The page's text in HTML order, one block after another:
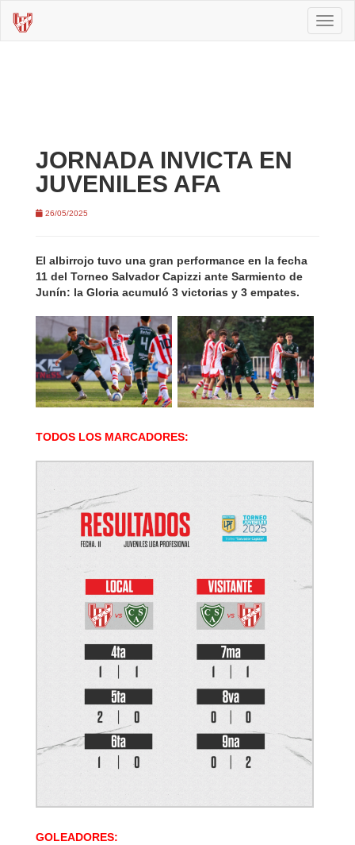
JORNADA INVICTA EN
JUVENILES AFA
26/05/2025
El albirrojo tuvo una gran performance en la fecha
11 del Torneo Salvador Capizzi ante Sarmiento de
Junín: la Gloria acumuló 3 victorias y 3 empates.
TODOS LOS MARCADORES:
GOLEADORES: